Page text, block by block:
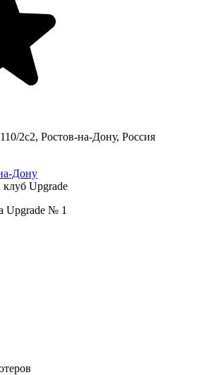
2с2, Ростов-на-Дону, Россия
Дону
Upgrade